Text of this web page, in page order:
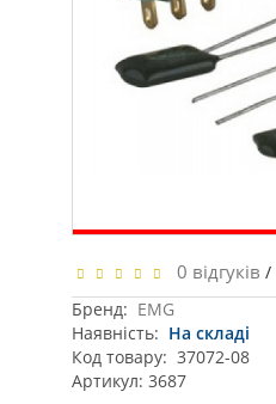
0 відгуків /
Бренд: EMG
Наявність: На складі
Код товару: 37072-08
Артикул: 3687